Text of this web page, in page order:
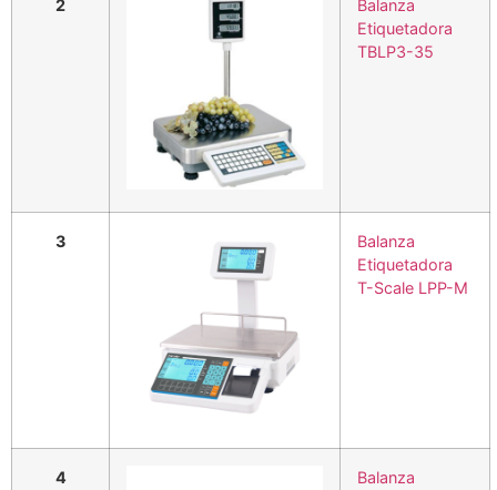
2
Balanza
Etiquetadora
TBLP3-35
3
Balanza
Etiquetadora
T-Scale LPP-M
4
Balanza